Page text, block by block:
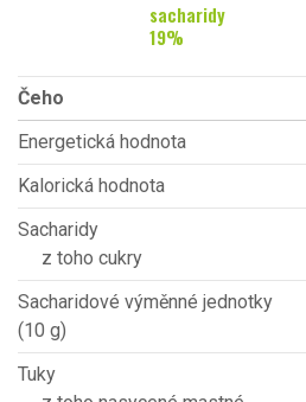
sacharidy
19%
Čeho
Energetická hodnota
Kalorická hodnota
Sacharidy
z toho cukry
Sacharidové výměnné jednotky
(10 g)
Tuky